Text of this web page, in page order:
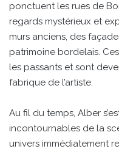
ponctuent les rues de
regards mystérieux et
murs anciens, des
patrimoine bordelais.
les passants et sont
fabrique de l’artiste.
Au fil du temps, Alber
incontournables de la
univers immédiatement